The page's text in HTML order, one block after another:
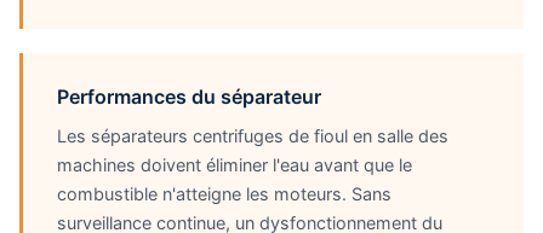
Performances du séparateur
Les séparateurs centrifuges de fioul en salle des
machines doivent éliminer l'eau avant que le
combustible n'atteigne les moteurs. Sans
surveillance continue, un dysfonctionnement du